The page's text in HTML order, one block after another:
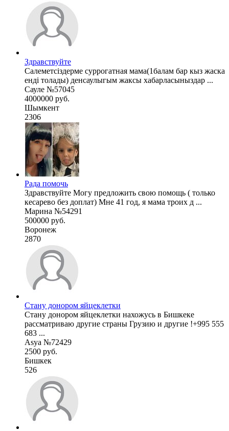
Здравствуйте
Салеметсіздерме суррогатная мама(1балам бар кыз жаска
енді толады) денсаулыгым жаксы хабарласыныздар ...
Сауле №57045
4000000 руб.
Шымкент
2306
Рада помочь
Здравствуйте Могу предложить свою помощь ( только
кесарево без доплат) Мне 41 год, я мама троих д ...
Марина №54291
500000 руб.
Воронеж
2870
Стану донором яйцеклетки
Стану донором яйцеклетки нахожусь в Бишкеке
рассматриваю другие страны Грузию и другие !+995 555
683 ...
Asya №72429
2500 руб.
Бишкек
526